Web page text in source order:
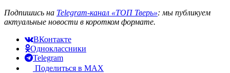
Подпишись на Telegram-канал «ТОП Тверь»: мы публикуем
актуальные новости в коротком формате.
ВКонтакте
Одноклассники
Telegram
Поделиться в MAX